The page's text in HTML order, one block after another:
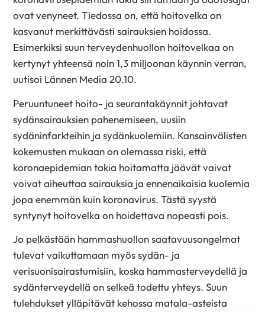
ovat venyneet. Tiedossa on, että hoitovelka on
kasvanut merkittävästi sairauksien hoidossa.
Esimerkiksi suun terveydenhuollon hoitovelkaa on
kertynyt yhteensä noin 1,3 miljoonan käynnin verran,
uutisoi Lännen Media 20.10.
Peruuntuneet hoito- ja seurantakäynnit johtavat
sydänsairauksien pahenemiseen, uusiin
sydäninfarkteihin ja sydänkuolemiin. Kansainvälisten
kokemusten mukaan on olemassa riski, että
koronaepidemian takia hoitamatta jäävät vaivat
voivat aiheuttaa sairauksia ja ennenaikaisia kuolemia
jopa enemmän kuin koronavirus. Tästä syystä
syntynyt hoitovelka on hoidettava nopeasti pois.
Jo pelkästään hammashuollon saatavuusongelmat
tulevat vaikuttamaan myös sydän- ja
verisuonisairastumisiin, koska hammasterveydellä ja
sydänterveydellä on selkeä todettu yhteys. Suun
tulehdukset ylläpitävät kehossa matala-asteista